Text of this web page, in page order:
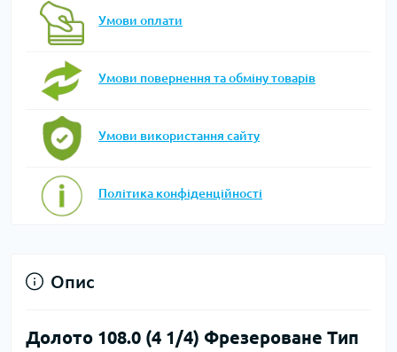
Умови оплати
Умови повернення та обміну товарів
Умови використання сайту
Політика конфіденційності
Опис
Долото 108.0 (4 1/4) Фрезероване Тип